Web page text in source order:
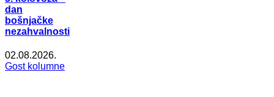
dan
bošnjačke
nezahvalnosti
02.08.2026.
Gost kolumne